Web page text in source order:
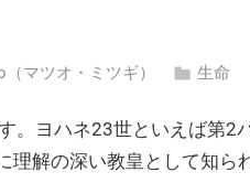
マツオ・ミツギ） 生命
。ヨハネ23世といえば第2
解の深い教皇として知ら